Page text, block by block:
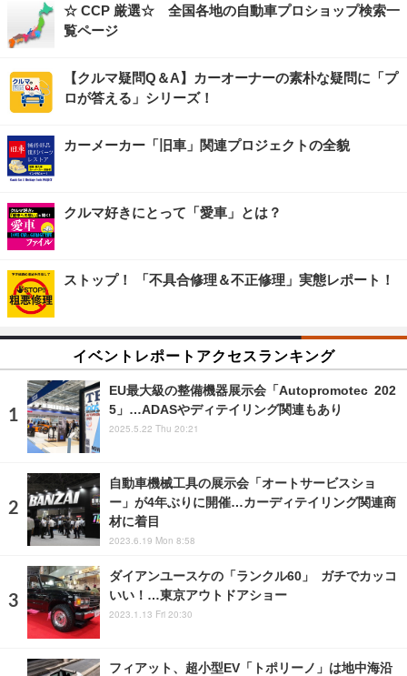
☆ CCP 厳選☆ 全国各地の自動車プロショップ検索一
覧ページ
【クルマ疑問Q＆A】カーオーナーの素朴な疑問に「プ
ロが答える」シリーズ！
カーメーカー「旧車」関連プロジェクトの全貌
クルマ好きにとって「愛車」とは？
ストップ！ 「不具合修理＆不正修理」実態レポート！
イベントレポートアクセスランキング
EU最大級の整備機器展示会「Autopromotec 202
5」…ADASやディテイリング関連もあり
2025.5.22 Thu 20:21
自動車機械工具の展示会「オートサービスショ
ー」が4年ぶりに開催…カーディテイリング関連商
材に着目
2023.6.19 Mon 8:58
ダイアンユースケの「ランクル60」 ガチでカッコ
いい！…東京アウトドアショー
2023.1.13 Fri 20:30
フィアット、超小型EV「トポリーノ」は地中海沿